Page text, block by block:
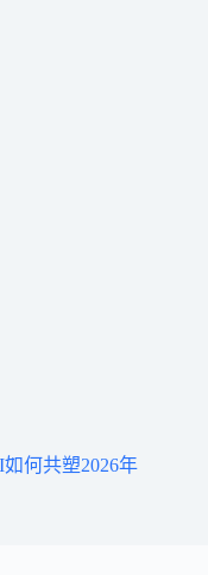
何共塑2026年